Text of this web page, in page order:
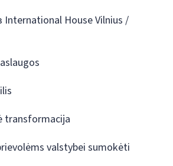
International House Vilnius /
transformacija
valstybei sumokėti